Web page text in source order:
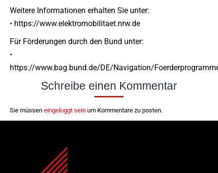
Weitere Informationen erhalten Sie unter:
• https://www.elektromobilitaet.nrw.de
Für Förderungen durch den Bund unter:
•
https://www.bag.bund.de/DE/Navigation/
Schreibe einen Kommentar
Sie müssen eingeloggt sein um Kommentare zu posten.